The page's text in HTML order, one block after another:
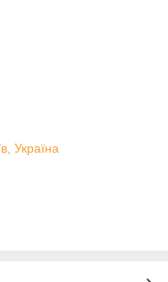
Україна